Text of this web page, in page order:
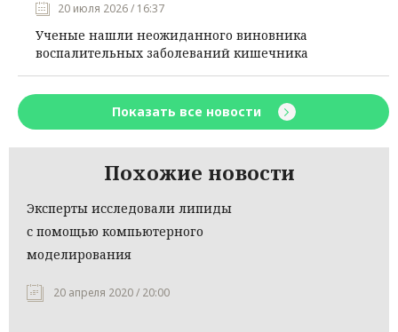
20 июля 2026 / 16:37
Ученые нашли неожиданного виновника
воспалительных заболеваний кишечника
Показать все новости
Похожие новости
Эксперты исследовали липиды
с помощью компьютерного
моделирования
20 апреля 2020 / 20:00